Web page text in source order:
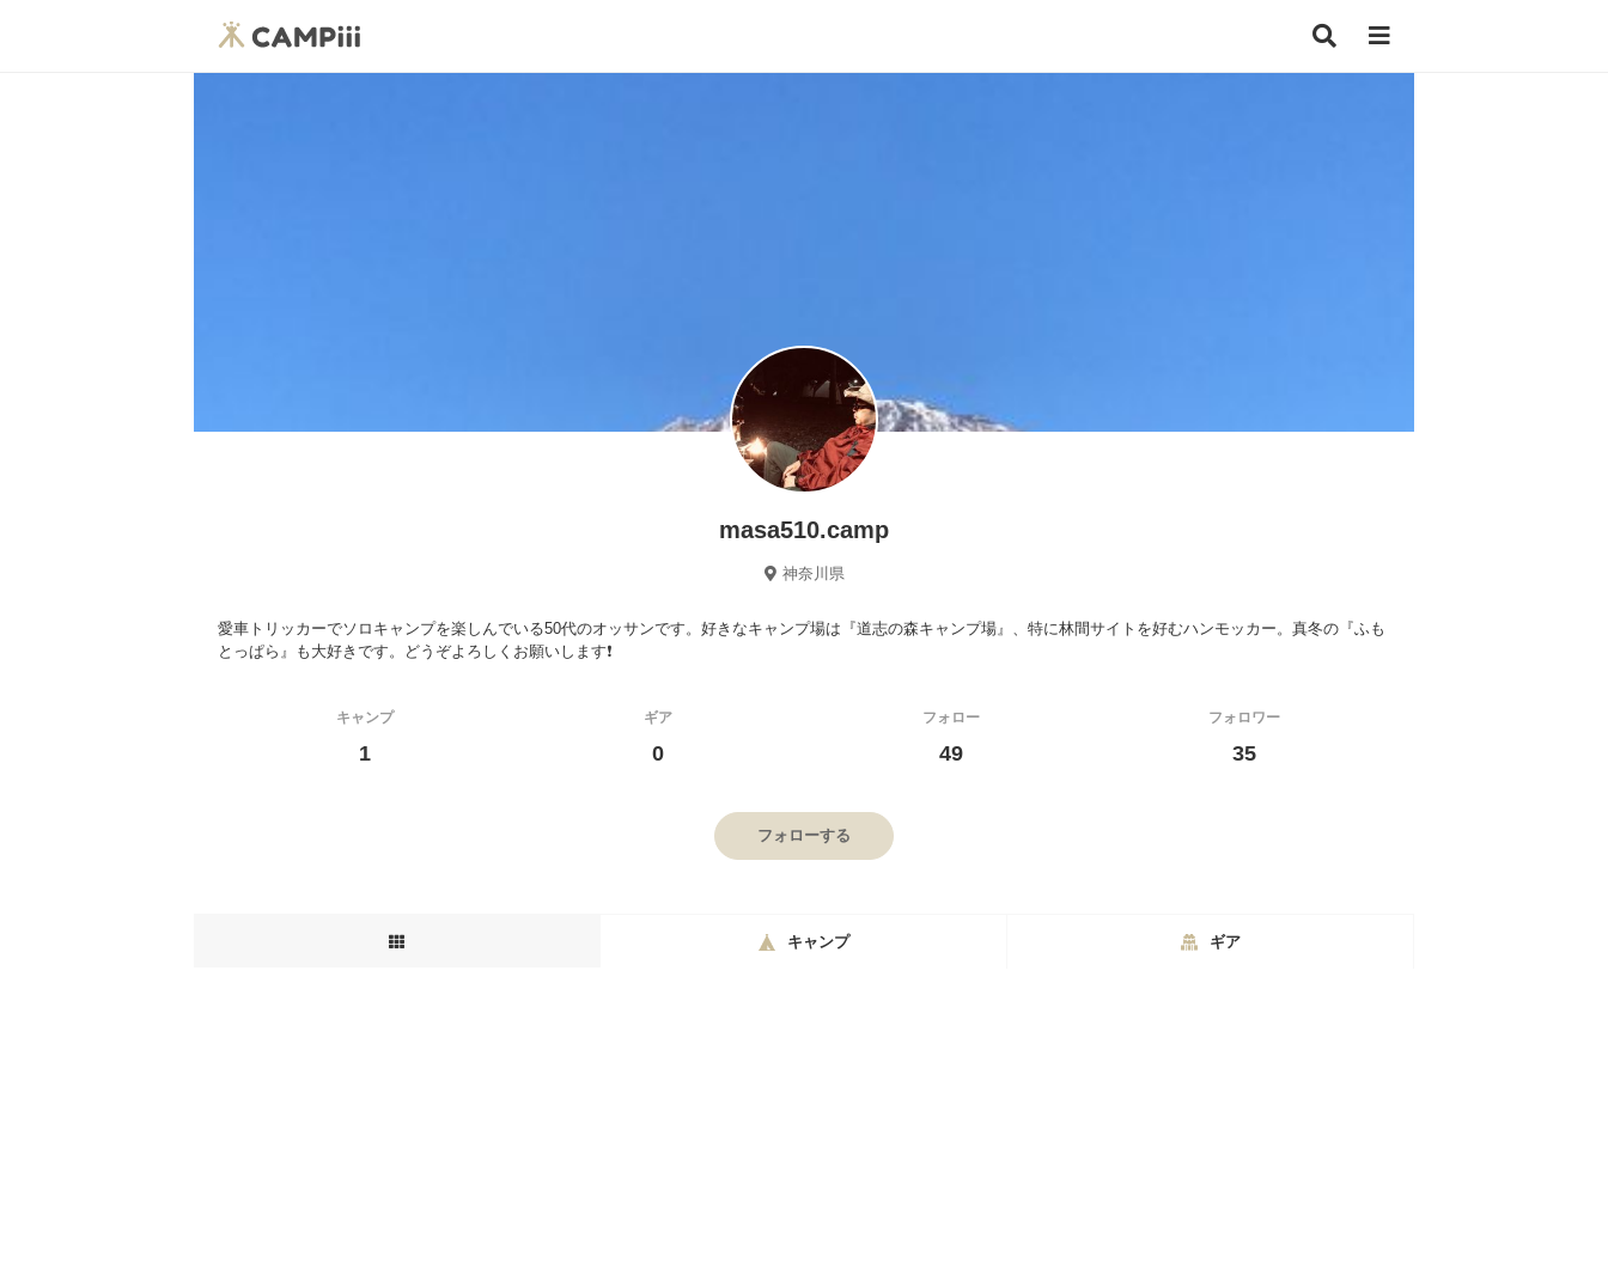
masa510.camp
神奈川県
愛車トリッカーでソロキャンプを楽しんでいる50代のオッサンです。好きなキャンプ場は『道志の森キャンプ場』、特に林間サイトを好むハンモッカー。真冬の『ふも
とっぱら』も大好きです。どうぞよろしくお願いします❗️
キャンプ
1
ギア
0
フォロー
49
フォロワー
35
フォローする
キャンプ ギア